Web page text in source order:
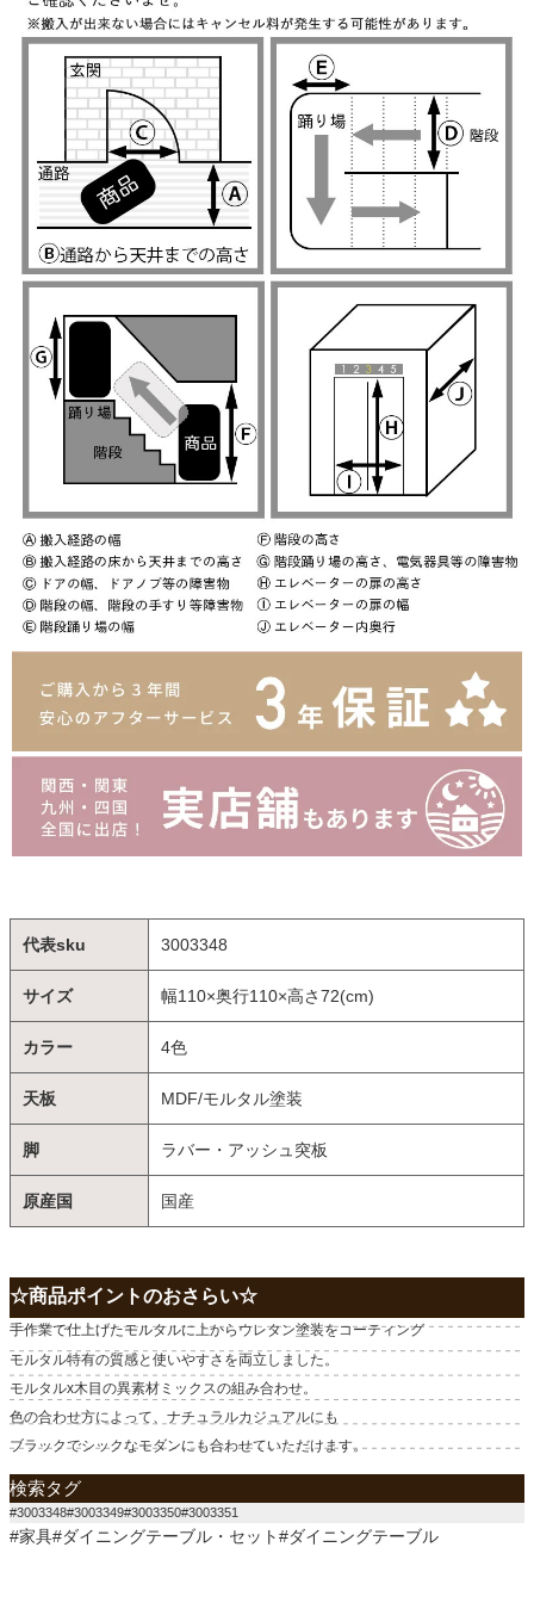
代表sku 3003348
サイズ 幅110×奥行110×高さ72(cm)
カラー 4色
天板 MDF/モルタル塗装
脚 ラバー・アッシュ突板
原産国 国産
☆商品ポイントのおさらい☆
手作業で仕上げたモルタルに上からウレタン塗装をコーティング
モルタル特有の質感と使いやすさを両立しました。
モルタルx木目の異素材ミックスの組み合わせ。
色の合わせ方によって、ナチュラルカジュアルにも
ブラックでシックなモダンにも合わせていただけます。
検索タグ
#3003348#3003349#3003350#3003351
#家具#ダイニングテーブル・セット#ダイニングテーブル